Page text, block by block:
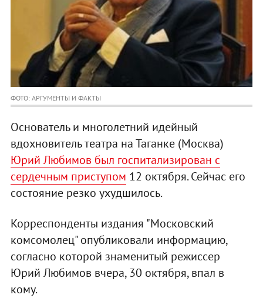
ФОТО: АРГУМЕНТЫ И ФАКТЫ
Основатель и многолетний идейный
вдохновитель театра на Таганке (Москва)
Юрий Любимов был госпитализирован с
сердечным приступом 12 октября. Сейчас его
состояние резко ухудшилось.
Корреспонденты издания "Московский
комсомолец" опубликовали информацию,
согласно которой знаменитый режиссер
Юрий Любимов вчера, 30 октября, впал в
кому.